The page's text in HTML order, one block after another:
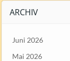
ARCHIV
Juni 2026
Mai 2026